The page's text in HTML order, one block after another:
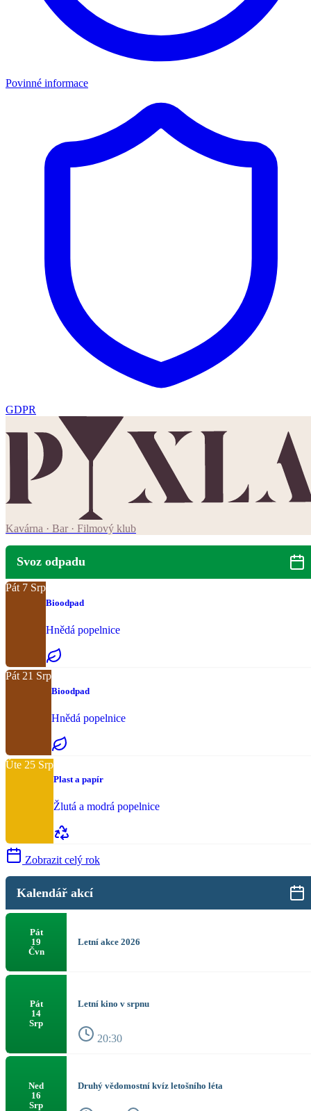
Povinné informace
GDPR
Kavárna · Bar · Filmový klub
Svoz odpadu
Pát 7 Srp
Bioodpad
Hnědá popelnice
Pát 21 Srp
Bioodpad
Hnědá popelnice
Úte 25 Srp
Plast a papír
Žlutá a modrá popelnice
Zobrazit celý rok
Kalendář akcí
Pát
19
Čvn
Letní akce 2026
Pát
14
Srp
Letní kino v srpnu
20:30
Ned
16
Srp
Druhý vědomostní kvíz letošního léta